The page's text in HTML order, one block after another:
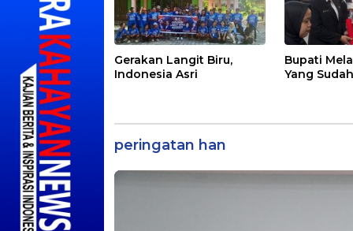
Gerakan Langit Biru,
Indonesia Asri
Bupati
Yang
peringatan han